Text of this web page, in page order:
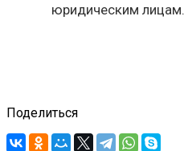
юридическим лицам.
Поделиться